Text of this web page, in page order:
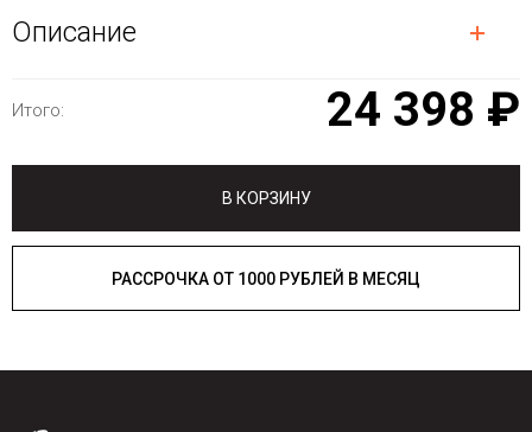
Описание
Итого: 24 398 ₽
В КОРЗИНУ
РАССРОЧКА ОТ 1000 РУБЛЕЙ В МЕСЯЦ